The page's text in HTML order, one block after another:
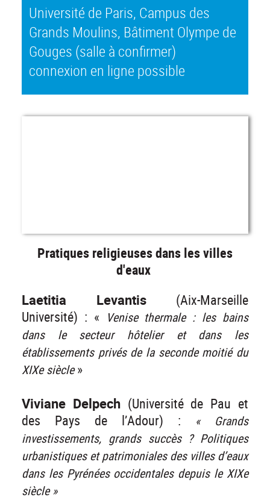
Université de Paris, Campus des
Grands Moulins, Bâtiment Olympe de
Gouges (salle à confirmer)
connexion en ligne possible
Pratiques religieuses dans les villes
d'eaux
Laetitia Levantis(Aix-Marseille
Université) : « Venise thermale : les bains
dans le secteur hôtelier et dans les
établissements privés de la seconde moitié du
XIXe siècle»
Viviane Delpech (Université de Pau et
des Pays de l’Adour) :
« Grands
investissements, grands succès ? Politiques
urbanistiques et patrimoniales des villes d’eaux
dans les Pyrénées occidentales depuis le XIXe
siècle »